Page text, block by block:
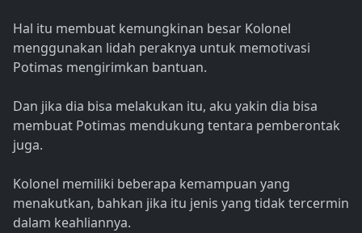
Hal itu membuat kemungkinan besar Kolonel
menggunakan lidah peraknya untuk memotivasi
Potimas mengirimkan bantuan.
Dan jika dia bisa melakukan itu, aku yakin dia bisa
membuat Potimas mendukung tentara pemberontak
juga.
Kolonel memiliki beberapa kemampuan yang
menakutkan, bahkan jika itu jenis yang tidak tercermin
dalam keahliannya.